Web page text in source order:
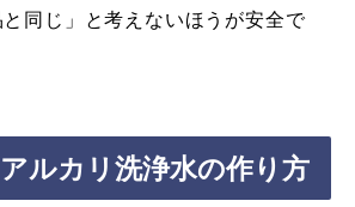
同じ」と考えないほうが安全で
ルカリ洗浄水の作り方